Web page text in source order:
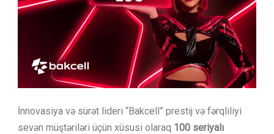
İnnovasiya və sürət lideri “Bakcell” prestij və fərqliliyi
sevən müştəriləri üçün xüsusi olaraq 100 seriyalı